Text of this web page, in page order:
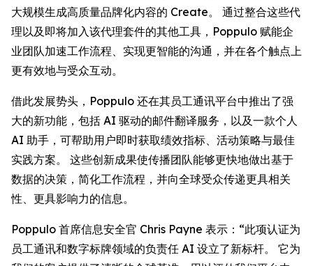
大规模生成高质量品牌化内容的 Create。 通过整合这些代
理以及即将加入该代理套件的其他工具，Poppulo 赋能企
业团队加速工作流程、实现更智能的沟通，并在各个触点上
更有效地与受众互动。
借此发展势头，Poppulo 还在其员工通讯平台中推出了强
大的新功能，包括 AI 驱动的邮件翻译服务，以及一款个人
AI 助手，可帮助用户即时获取绩效指标、活动策略与最佳
实践方案。 这些创新成果使传播团队能够更快地做出基于
数据的决策，简化工作流程，并向全球受众传递更具相关
性、更具影响力的信息。
Poppulo 首席信息安全官 Chris Payne 表示：“此项认证为
员工通讯和数字标牌领域的负责任 AI 设立了新标杆。 它为